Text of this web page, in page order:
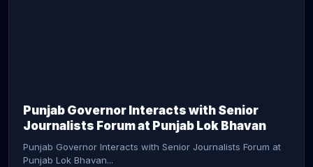
Punjab Governor Interacts with Senior
Journalists Forum at Punjab Lok Bhavan
Punjab Governor Interacts with Senior Journalists Forum at
Punjab Lok Bhavan...